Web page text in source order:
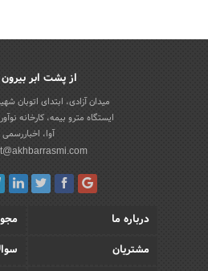
از پشت ابر بیرون
میدان آزادی، ابتدای اتوبان
ایستگاه مترو بیمه، کارخانه
آوا، اخباررسمی
درباره ما
مشتریان